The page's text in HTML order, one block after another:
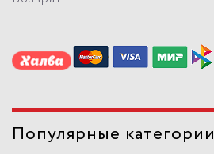
Популярные категории